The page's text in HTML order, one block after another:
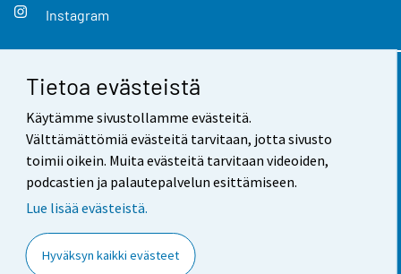
Tietoa evästeistä
Käytämme sivustollamme evästeitä.
Välttämättömiä evästeitä tarvitaan, jotta sivusto
toimii oikein. Muita evästeitä tarvitaan videoiden,
podcastien ja palautepalvelun esittämiseen.
Lue lisää evästeistä.
Hyväksyn kaikki evästeet
Instagram
Yhteystiedot
Palaute
Käyttöehdot
Saavutettavuus
Tietoa sivustosta